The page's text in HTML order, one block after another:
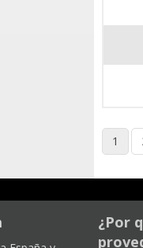
1
¿Por